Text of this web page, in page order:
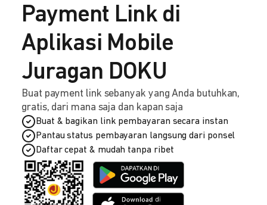
Payment Link di
Aplikasi Mobile
Juragan DOKU
Buat payment link sebanyak yang Anda butuhkan,
gratis, dari mana saja dan kapan saja
Buat & bagikan link pembayaran secara instan
Pantau status pembayaran langsung dari ponsel
Daftar cepat & mudah tanpa ribet